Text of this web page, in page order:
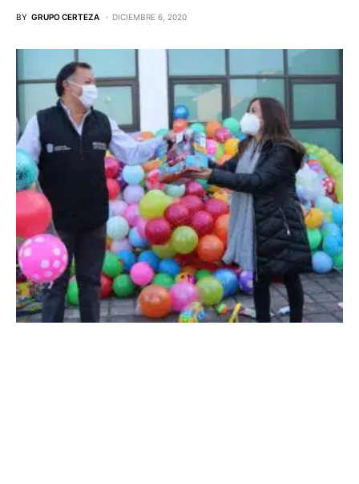
BY GRUPO CERTEZA DICIEMBRE 6, 2020